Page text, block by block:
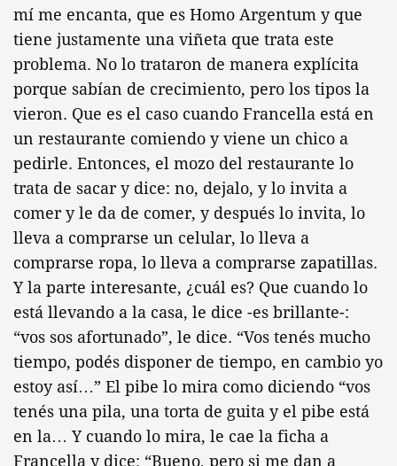
mí me encanta, que es Homo Argentum y que
tiene justamente una viñeta que trata este
problema. No lo trataron de manera explícita
porque sabían de crecimiento, pero los tipos la
vieron. Que es el caso cuando Francella está en
un restaurante comiendo y viene un chico a
pedirle. Entonces, el mozo del restaurante lo
trata de sacar y dice: no, dejalo, y lo invita a
comer y le da de comer, y después lo invita, lo
lleva a comprarse un celular, lo lleva a
comprarse ropa, lo lleva a comprarse zapatillas.
Y la parte interesante, ¿cuál es? Que cuando lo
está llevando a la casa, le dice -es brillante-:
“vos sos afortunado”, le dice. “Vos tenés mucho
tiempo, podés disponer de tiempo, en cambio yo
estoy así…” El pibe lo mira como diciendo “vos
tenés una pila, una torta de guita y el pibe está
en la… Y cuando lo mira, le cae la ficha a
Francella y dice: “Bueno, pero si me dan a